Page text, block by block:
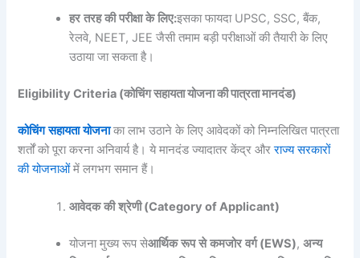
हर तरह की परीक्षा के लिए:इसका फायदा UPSC, SSC, बैंक,
रेलवे, NEET, JEE जैसी तमाम बड़ी परीक्षाओं की तैयारी के लिए
उठाया जा सकता है।
Eligibility Criteria (कोचिंग सहायता योजना की पात्रता मानदंड)
कोचिंग सहायता योजनाका लाभ उठाने के लिए आवेदकों को निम्नलिखित पात्रता
शर्तों को पूरा करना अनिवार्य है। ये मानदंड ज्यादातर केंद्र औरराज्य सरकारों
की योजनाओंमें लगभग समान हैं।
आवेदक की श्रेणी(Category of Applicant)
योजना मुख्य रूप सेआर्थिक रूप से कमजोर वर्ग(EWS),अन्य